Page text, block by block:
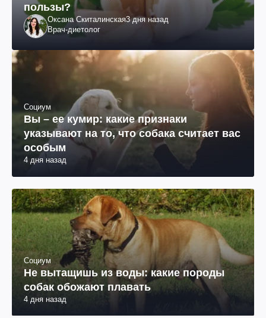
пользы?
Оксана Скиталинская3 дня назад
Врач-диетолог
Социум
Вы – ее кумир: какие признаки
указывают на то, что собака считает вас
особым
4 дня назад
Социум
Не вытащишь из воды: какие породы
собак обожают плавать
4 дня назад